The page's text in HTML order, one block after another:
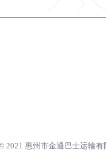
2021 惠州市金通巴士运输有